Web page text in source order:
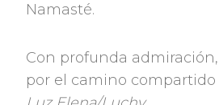
Namasté.
Con profunda
por el camino compartido